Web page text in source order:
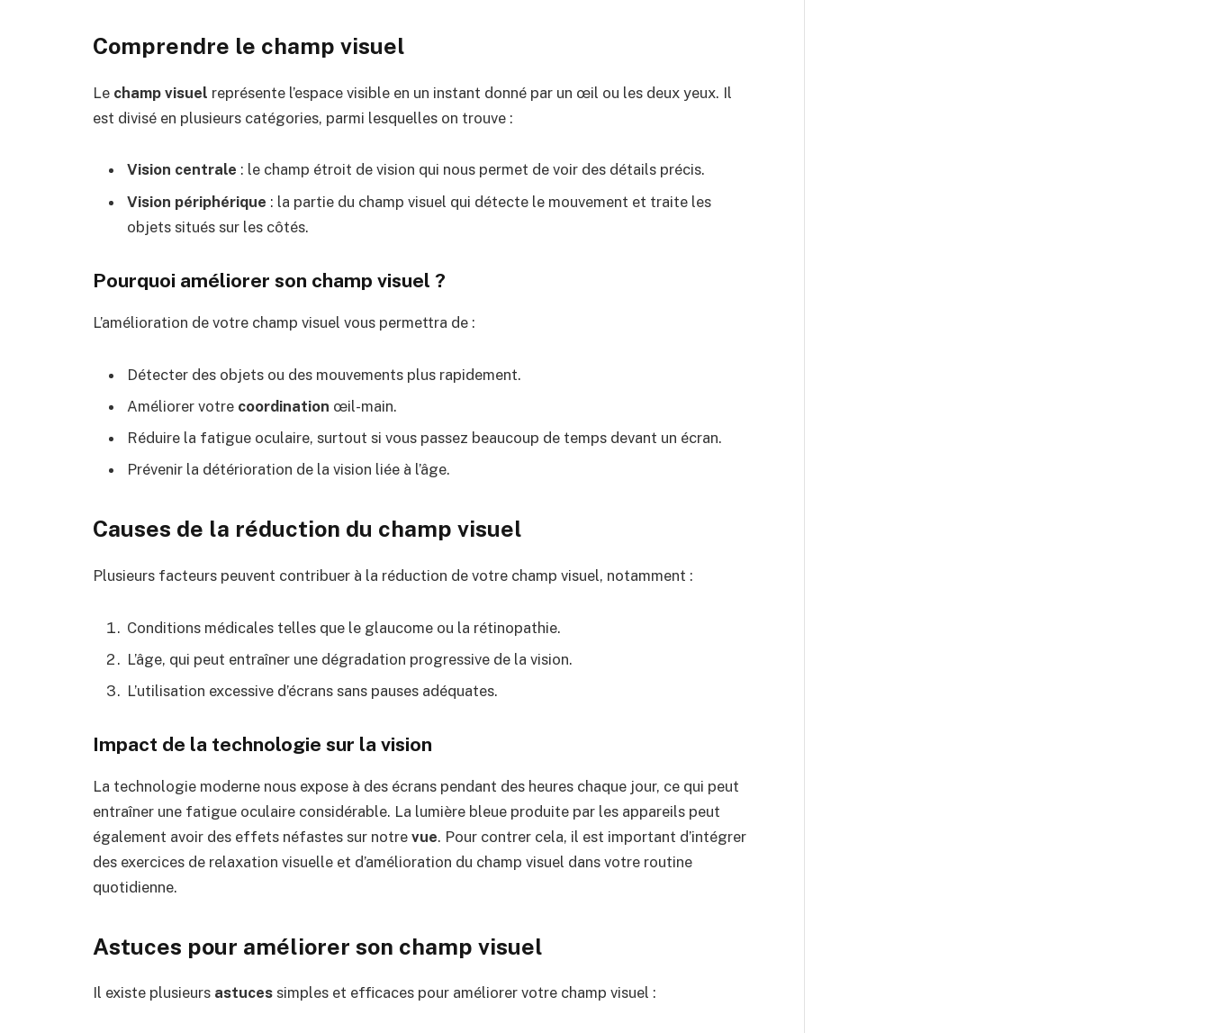
Comprendre le champ visuel
Le champ visuel représente l’espace visible en un instant donné par un œil ou les deux yeux. Il
est divisé en plusieurs catégories, parmi lesquelles on trouve :
Vision centrale : le champ étroit de vision qui nous permet de voir des détails précis.
Vision périphérique : la partie du champ visuel qui détecte le mouvement et traite les
objets situés sur les côtés.
Pourquoi améliorer son champ visuel ?
L’amélioration de votre champ visuel vous permettra de :
Détecter des objets ou des mouvements plus rapidement.
Améliorer votre coordination œil-main.
Réduire la fatigue oculaire, surtout si vous passez beaucoup de temps devant un écran.
Prévenir la détérioration de la vision liée à l’âge.
Causes de la réduction du champ visuel
Plusieurs facteurs peuvent contribuer à la réduction de votre champ visuel, notamment :
Conditions médicales telles que le glaucome ou la rétinopathie.
L’âge, qui peut entraîner une dégradation progressive de la vision.
L’utilisation excessive d’écrans sans pauses adéquates.
Impact de la technologie sur la vision
La technologie moderne nous expose à des écrans pendant des heures chaque jour, ce qui peut
entraîner une fatigue oculaire considérable. La lumière bleue produite par les appareils peut
également avoir des effets néfastes sur notre vue. Pour contrer cela, il est important d’intégrer
des exercices de relaxation visuelle et d’amélioration du champ visuel dans votre routine
quotidienne.
Astuces pour améliorer son champ visuel
Il existe plusieurs astuces simples et efficaces pour améliorer votre champ visuel :